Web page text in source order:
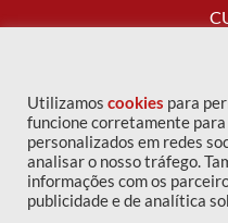
FALE
Utilizamos cookies para
funcione corretamente
personalizados em redes
analisar o nosso tráfego.
informações com os
publicidade e de analítica